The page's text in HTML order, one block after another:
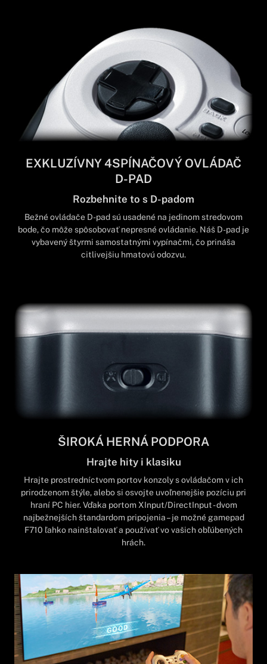
EXKLUZÍVNY 4SPÍNAČOVÝ OVLÁDAČ
D-PAD
Rozbehnite to s D-padom
Bežné ovládače D-pad sú usadené na jedinom stredovom
bode, čo môže spôsobovať nepresné ovládanie. Náš D-pad je
vybavený štyrmi samostatnými vypínačmi, čo prináša
citlivejšiu hmatovú odozvu.
ŠIROKÁ HERNÁ PODPORA
Hrajte hity i klasiku
Hrajte prostredníctvom portov konzoly s ovládačom v ich
prirodzenom štýle, alebo si osvojte uvoľnenejšie pozíciu pri
hraní PC hier. Vďaka portom XInput/DirectInput - dvom
najbežnejších štandardom pripojenia – je možné gamepad
F710 ľahko nainštalovať a používať vo vašich obľúbených
hrách.